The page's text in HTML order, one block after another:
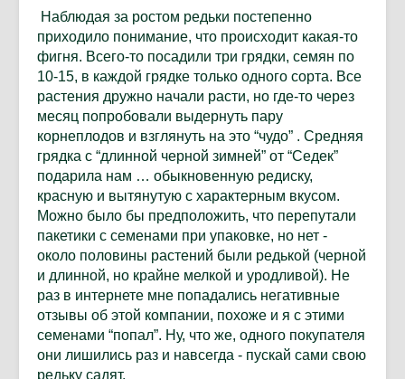
Наблюдая за ростом редьки постепенно
приходило понимание, что происходит какая-то
фигня. Всего-то посадили три грядки, семян по
10-15, в каждой грядке только одного сорта. Все
растения дружно начали расти, но где-то через
месяц попробовали выдернуть пару
корнеплодов и взглянуть на это “чудо” . Средняя
грядка с “длинной черной зимней” от “Седек”
подарила нам … обыкновенную редиску,
красную и вытянутую с характерным вкусом.
Можно было бы предположить, что перепутали
пакетики с семенами при упаковке, но нет -
около половины растений были редькой (черной
и длинной, но крайне мелкой и уродливой). Не
раз в интернете мне попадались негативные
отзывы об этой компании, похоже и я с этими
семенами “попал”. Ну, что же, одного покупателя
они лишились раз и навсегда - пускай сами свою
редьку садят.